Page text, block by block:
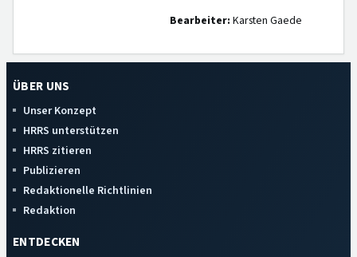
Bearbeiter: Karsten Gaede
ÜBER UNS
Unser Konzept
HRRS unterstützen
HRRS zitieren
Publizieren
Redaktionelle Richtlinien
Redaktion
ENTDECKEN